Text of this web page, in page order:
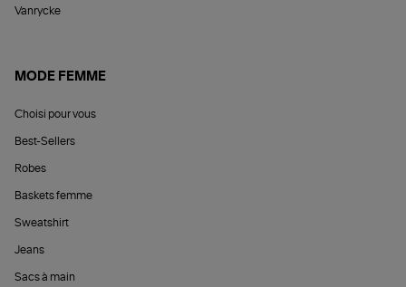
Vanrycke
MODE FEMME
Choisi pour vous
Best-Sellers
Robes
Baskets femme
Sweatshirt
Jeans
Sacs à main